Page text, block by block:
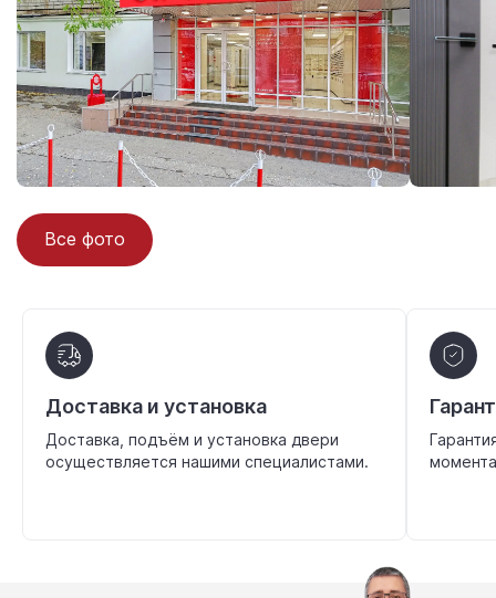
Все фото
Доставка и установка
Доставка, подъём и установка двери
осуществляется нашими специалистами.